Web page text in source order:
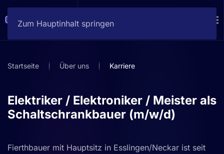
Zum Hauptinhalt springen
Startseite Über uns Karriere
Elektriker / Elektroniker / Meister als
Schaltschrankbauer (m/w/d)
Fierthbauer mit Hauptsitz in Esslingen/Neckar ist seit